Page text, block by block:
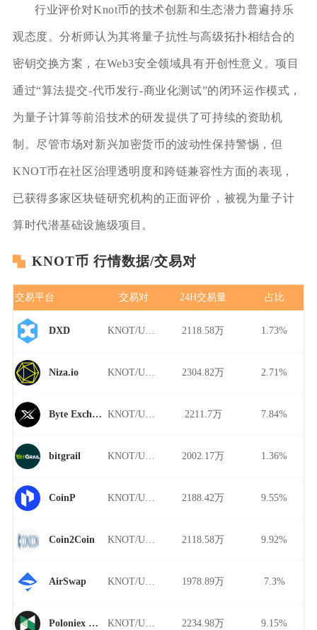
行业评价对Knot币的技术创新和生态潜力普遍持乐
观态度。分析师认为其将量子抗性与高级拓扑相结合的
密钥交换方案，在Web3安全领域具有开创性意义。项目
通过“算法提交-代币发行-商业化测试”的闭环运作模式，
为量子计算等前沿技术的研发提供了可持续的资助机
制。尽管市场对新兴加密货币的波动性保持警惕，但
KNOT币在社区治理透明度和跨链兼容性方面的表现，
已获得多家区块链研究机构的正面评价，被视为量子计
算时代潜基础设施级项目。
KNOT币 行情数据/交易对
交易平台 交易对 24H交易量 占比
DXD 2118.58万 1.73%
Niza.io 2304.82万 2.71%
Byte Exchange 2211.7万 7.84%
bitgrail 2002.17万 1.36%
CoinP 2188.42万 9.55%
Coin2Coin 2118.58万 9.92%
AirSwap 1978.89万 7.3%
Poloniex Futures 2234.98万 9.15%